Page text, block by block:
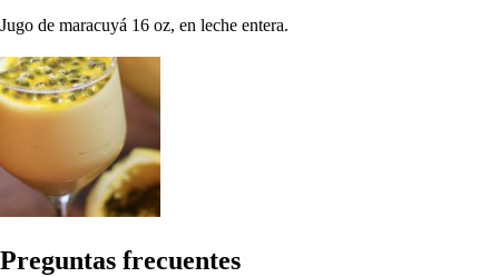
Jugo de maracuyá 16 oz, en leche entera.
Preguntas frecuentes